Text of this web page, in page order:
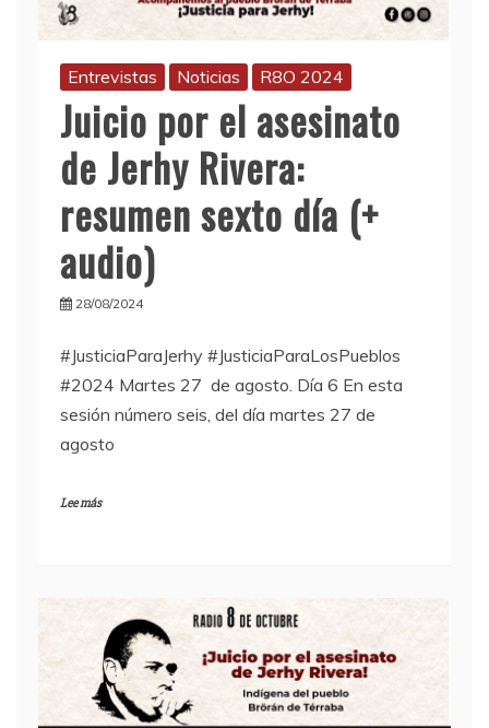
Entrevistas Noticias R8O 2024
Juicio por el asesinato
de Jerhy Rivera:
resumen sexto día (+
audio)
28/08/2024
#JusticiaParaJerhy #JusticiaParaLosPueblos
#2024 Martes 27 de agosto. Día 6 En esta
sesión número seis, del día martes 27 de
agosto
Lee más